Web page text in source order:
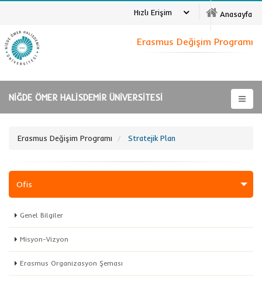
Anasayfa
Hızlı Erişim
NİĞDE ÖMER HALİSDEMİR ÜNİVERSİTESİ
Erasmus Değişim Programı
Erasmus Değişim Programı Stratejik Plan
Ofis
Genel Bilgiler
Misyon-Vizyon
Erasmus Organizasyon Şeması